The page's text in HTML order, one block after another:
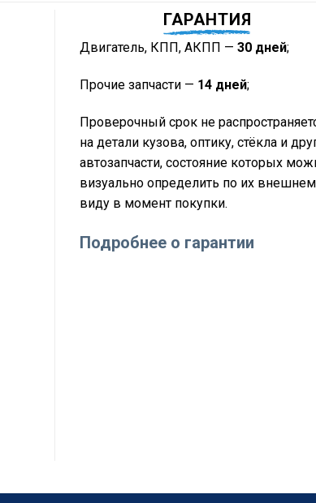
ГАРАНТИЯ
Двигатель, КПП, АКПП — 30 дней;
Прочие запчасти — 14 дней;
Проверочный срок не
на детали кузова, оптику, стёкла и
автозапчасти, состояние которых
визуально определить по их
виду в момент покупки.
Подробнее о гарантии